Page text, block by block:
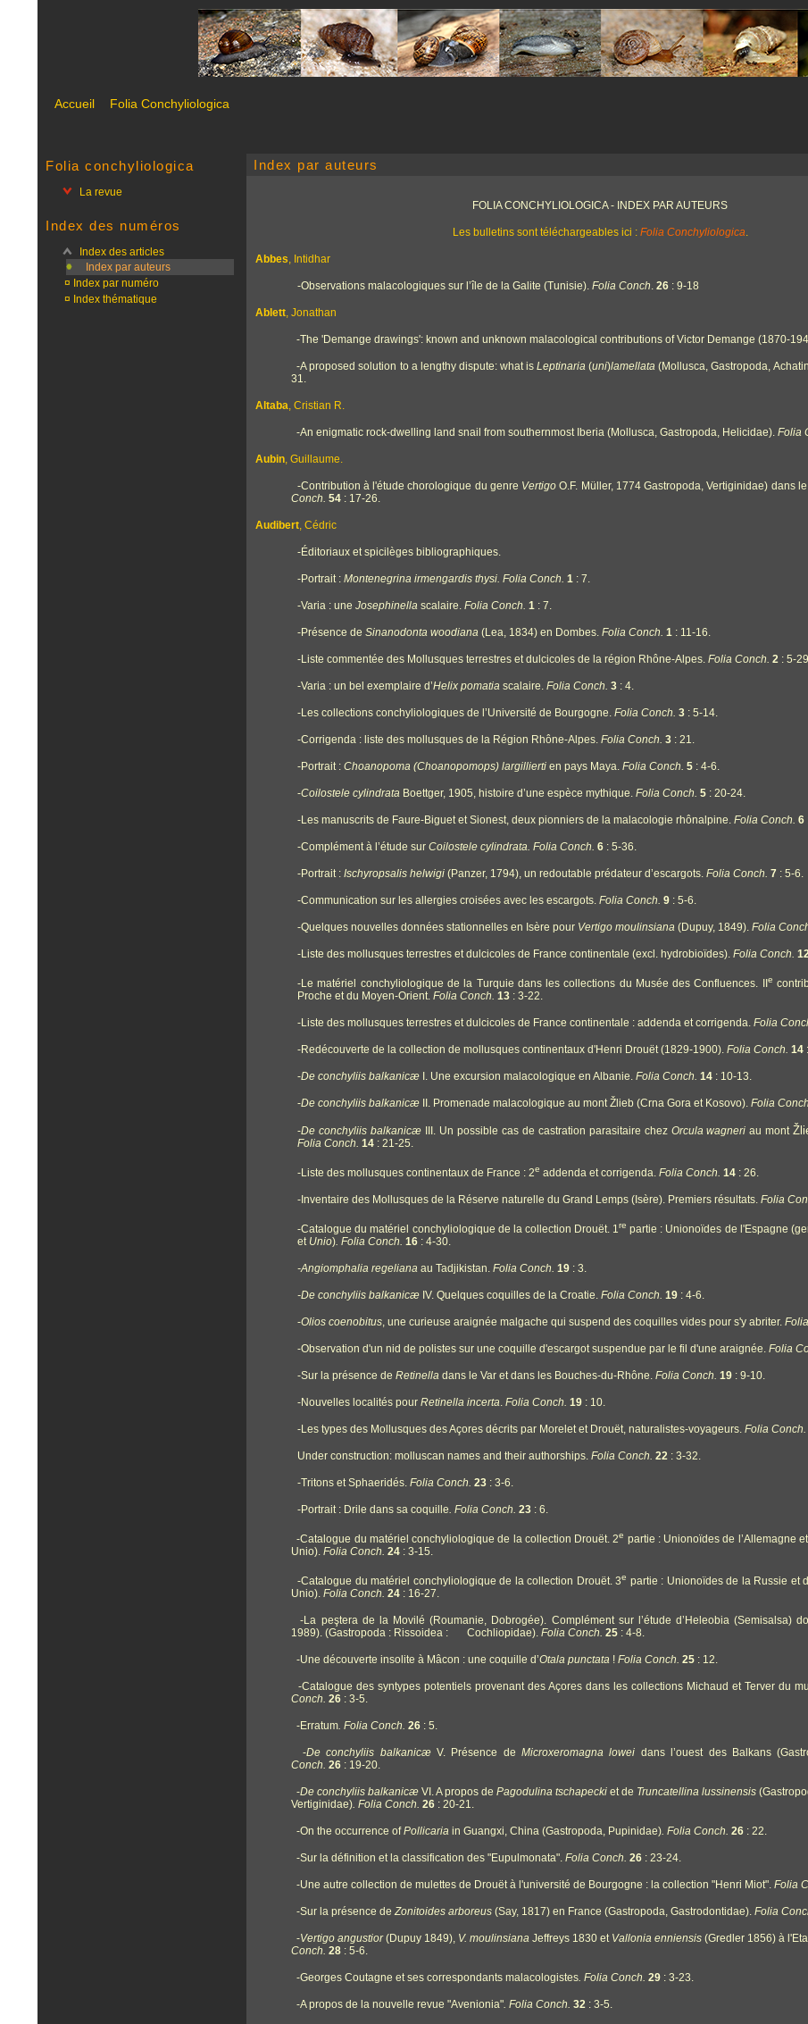
Accueil Folia Conchyliologica
Folia conchyliologica
La revue
Index des numéros
Index des articles
Index par auteurs
¤ Index par numéro
¤ Index thématique
Index par auteurs
FOLIA CONCHYLIOLOGICA - INDEX PAR AUTEURS
Les bulletins sont téléchargeables ici : Folia Conchyliologica.
Abbes, Intidhar
-Observations malacologiques sur l’île de la Galite (Tunisie).Folia Conch.26 : 9-18
Ablett, Jonathan
-The 'Demange drawings': known and unknown malacological contributions of Victor Demange (1870-
-A proposed solution to a lengthy dispute: what isLeptinaria(uni)lamellata(Mollusca, Gastropoda,
31.
Altaba, Cristian R.
-An enigmatic rock-dwelling land snail from southernmost Iberia (Mollusca, Gastropoda, Helicidae). Folia
Aubin, Guillaume.
-Contribution à l'étude chorologique du genre VertigoO.F. Müller, 1774 Gastropoda, Vertiginidae) dans
Conch. 54 : 17-26.
Audibert, Cédric
-Éditoriaux et spicilèges bibliographiques.
-Portrait :Montenegrina irmengardis thysi. Folia Conch. 1 : 7.
-Varia : uneJosephinella scalaire.Folia Conch. 1 : 7.
-Présence deSinanodonta woodiana (Lea, 1834) en Dombes. Folia Conch. 1 : 11-16.
-Liste commentée des Mollusques terrestres et dulcicoles de la région Rhône-Alpes.Folia Conch. 2 : 5-
-Varia : un bel exemplaire d’Helix pomatia scalaire. Folia Conch. 3 : 4.
-Les collections conchyliologiques de l’Université de Bourgogne. Folia Conch. 3 : 5-14.
-Corrigenda : liste des mollusques de la Région Rhône-Alpes.Folia Conch. 3 : 21.
-Portrait :Choanopoma (Choanopomops) largillierti en pays Maya. Folia Conch. 5 : 4-6.
-Coilostele cylindrata Boettger, 1905, histoire d’une espèce mythique. Folia Conch. 5 : 20-24.
-Les manuscrits de Faure-Biguet et Sionest, deux pionniers de la malacologie rhônalpine.Folia Conch. 6
-Complément à l’étude surCoilostele cylindrata. Folia Conch. 6 : 5-36.
-Portrait :Ischyropsalis helwigi (Panzer, 1794), un redoutable prédateur d’escargots.Folia Conch. 7 : 5-6.
-Communication sur les allergies croisées avec les escargots.Folia Conch. 9 : 5-6.
-Quelques nouvelles données stationnelles en Isère pour Vertigo moulinsiana (Dupuy, 1849).Folia
-Liste des mollusques terrestres et dulcicoles de France continentale (excl. hydrobioïdes).Folia Conch.
-Le matériel conchyliologique de la Turquie dans les collections du Musée des Confluences. II e
Proche et du Moyen-Orient.Folia Conch. 13 : 3-22.
-Liste des mollusques terrestres et dulcicoles de France continentale : addenda et corrigenda.Folia
-Redécouverte de la collection de mollusques continentaux d'Henri Drouët (1829-1900).Folia Conch. 14
-De conchyliis balkanicæ I. Une excursion malacologique en Albanie.Folia Conch. 14 : 10-13.
-De conchyliis balkanicæ II. Promenade malacologique au mont Žlieb (Crna Gora et Kosovo).Folia
-De conchyliis balkanicæ III. Un possible cas de castration parasitaire chez Orcula wagneri au mont
Folia Conch. 14 : 21-25.
-Liste des mollusques continentaux de France : 2e addenda et corrigenda.Folia Conch. 14 : 26.
-Inventaire des Mollusques de la Réserve naturelle du Grand Lemps (Isère). Premiers résultats.Folia
-Catalogue du matériel conchyliologique de la collection Drouët. 1re partie : Unionoïdes de l'Espagne
et Unio).Folia Conch. 16 : 4-30.
-Angiomphalia regeliana au Tadjikistan.Folia Conch. 19 : 3.
-De conchyliis balkanicæ IV. Quelques coquilles de la Croatie.Folia Conch. 19 : 4-6.
-Olios coenobitus, une curieuse araignée malgache qui suspend des coquilles vides pour s'y abriter.
-Observation d'un nid de polistes sur une coquille d'escargot suspendue par le fil d'une araignée.Folia
-Sur la présence deRetinella dans le Var et dans les Bouches-du-Rhône.Folia Conch.19 : 9-10.
-Nouvelles localités pourRetinella incerta.Folia Conch.19 : 10.
-Les types des Mollusques des Açores décrits par Morelet et Drouët, naturalistes-voyageurs.Folia Conch.
Under construction: molluscan names and their authorships.Folia Conch. 22 : 3-32.
-Tritons et Sphaeridés.Folia Conch. 23 : 3-6.
-Portrait : Drile dans sa coquille. Folia Conch. 23 : 6.
-Catalogue du matériel conchyliologique de la collection Drouët. 2e partie : Unionoïdes de l’Allemagne
Unio). Folia Conch. 24 : 3-15.
-Catalogue du matériel conchyliologique de la collection Drouët. 3e partie : Unionoïdes de la Russie et
Unio). Folia Conch. 24 : 16-27.
-La peştera de la Movilé (Roumanie, Dobrogée). Complément sur l’étude d’Heleobia (Semisalsa)
1989). (Gastropoda : Rissoidea : Cochliopidae). Folia Conch. 25 : 4-8.
-Une découverte insolite à Mâcon : une coquille d’Otala punctata ! Folia Conch. 25 : 12.
-Catalogue des syntypes potentiels provenant des Açores dans les collections Michaud et Terver du
Conch. 26 : 3-5.
-Erratum. Folia Conch. 26 : 5.
-De conchyliis balkanicæ V. Présence de Microxeromagna lowei dans l’ouest des Balkans
Conch. 26 : 19-20.
-De conchyliis balkanicæ VI. A propos de Pagodulina tschapecki et de Truncatellina lussinensis
Vertiginidae). Folia Conch. 26 : 20-21.
-On the occurrence ofPollicaria in Guangxi, China (Gastropoda, Pupinidae). Folia Conch. 26 : 22.
-Sur la définition et la classification des "Eupulmonata". Folia Conch. 26 : 23-24.
-Une autre collection de mulettes de Drouët à l'université de Bourgogne : la collection "Henri Miot". Folia
-Sur la présence deZonitoides arboreus (Say, 1817) en France (Gastropoda, Gastrodontidae). Folia
-Vertigo angustior(Dupuy 1849), V. moulinsiana Jeffreys 1830 etVallonia enniensis (Gredler 1856) à
Conch. 28 : 5-6.
-Georges Coutagne et ses correspondants malacologistes. Folia Conch. 29 : 3-23.
-A propos de la nouvelle revue "Avenionia". Folia Conch. 32 : 3-5.